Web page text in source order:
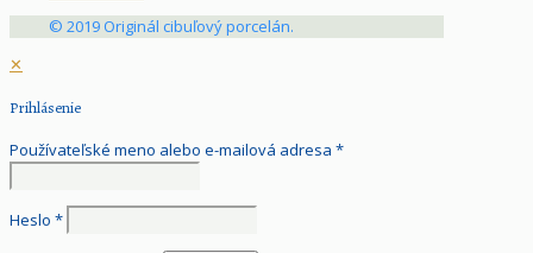
© 2019 Originál cibuľový porcelán.
✕
Prihlásenie
Používateľské meno alebo e-mailová adresa *
Heslo *